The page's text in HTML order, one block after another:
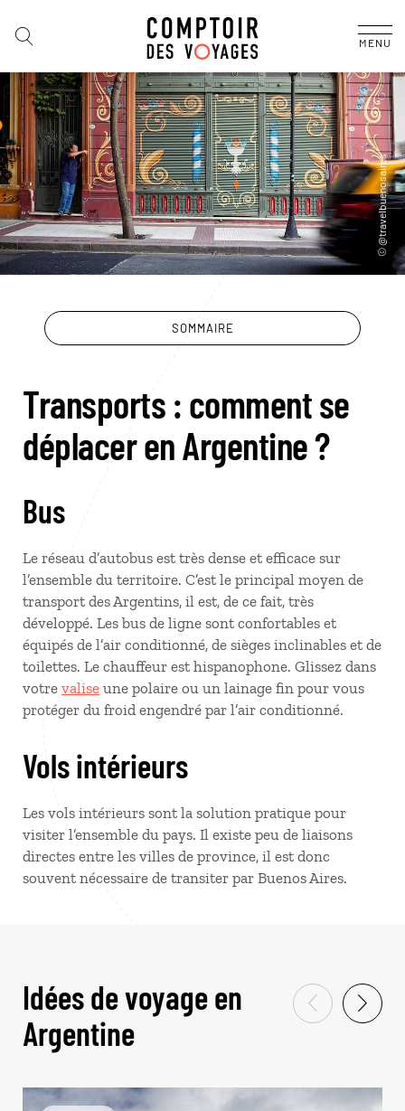
MENU
SOMMAIRE
Transports : comment se
déplacer en Argentine ?
Bus
Le réseau d’autobus est très dense et efficace sur
l’ensemble du territoire. C’est le principal moyen de
transport des Argentins, il est, de ce fait, très
développé. Les bus de ligne sont confortables et
équipés de l’air conditionné, de sièges inclinables et de
toilettes. Le chauffeur est hispanophone. Glissez dans
votre valise une polaire ou un lainage fin pour vous
protéger du froid engendré par l’air conditionné.
Vols intérieurs
Les vols intérieurs sont la solution pratique pour
visiter l’ensemble du pays. Il existe peu de liaisons
directes entre les villes de province, il est donc
souvent nécessaire de transiter par Buenos Aires.
Idées de voyage en
Argentine